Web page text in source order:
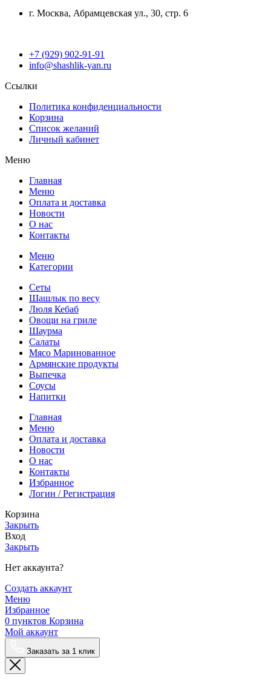
г. Москва, Абрамцевская ул., 30, стр. 6
+7 (929) 902-91-91
info@shashlik-yan.ru
Ссылки
Политика конфиденциальности
Корзина
Список желаний
Личный кабинет
Меню
Главная
Меню
Оплата и доставка
Новости
О нас
Контакты
Меню
Категории
Сеты
Шашлык по весу
Люля Кебаб
Овощи на гриле
Шаурма
Салаты
Мясо Маринованное
Армянские продукты
Выпечка
Соусы
Напитки
Главная
Меню
Оплата и доставка
Новости
О нас
Контакты
Избранное
Логин / Регистрация
Корзина
Закрыть
Вход
Закрыть
Нет аккаунта?
Создать аккаунт
Меню
Избранное
0 пунктов Корзина
Мой аккаунт
Заказать за 1 клик